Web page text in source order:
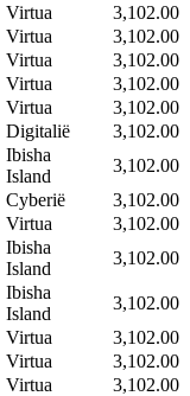
Virtua
3,102.00
Virtua
3,102.00
Virtua
3,102.00
Virtua
3,102.00
Virtua
3,102.00
Digitalië
3,102.00
Ibisha
Island
3,102.00
Cyberië
3,102.00
Virtua
3,102.00
Ibisha
Island
3,102.00
Ibisha
Island
3,102.00
Virtua
3,102.00
Virtua
3,102.00
Virtua
3,102.00